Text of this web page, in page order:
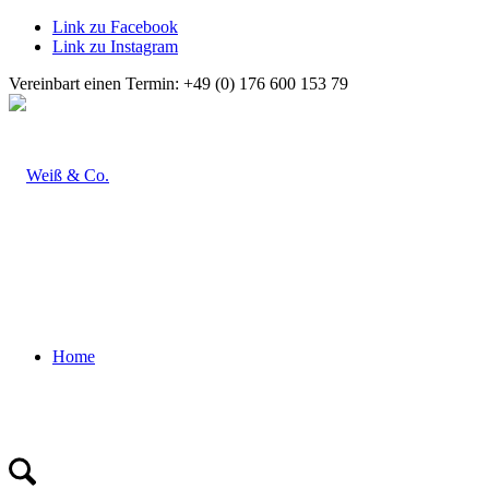
Link zu Facebook
Link zu Instagram
Vereinbart einen Termin: +49 (0) 176 600 153 79
Home